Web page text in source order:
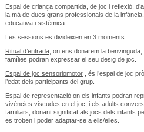
Espai de criança compartida, de joc i reflexió,
la mà de dues grans professionals de la
educativa i sistèmica.
Les sessions es divideixen en 3 moments:
Ritual d’entrada, on ens donarem la benvinguda,
famílies podran expressar el seu desig de joc.
Espai de joc sensoriomotor, és l’espai de joc
l’edat dels participants del grup.
Espai de representacióon els infants podran
vivències viscudes en el joc, i els adults
familiars, donant significat als jocs dels infants
es troben i poder adaptar-se a ells/elles.